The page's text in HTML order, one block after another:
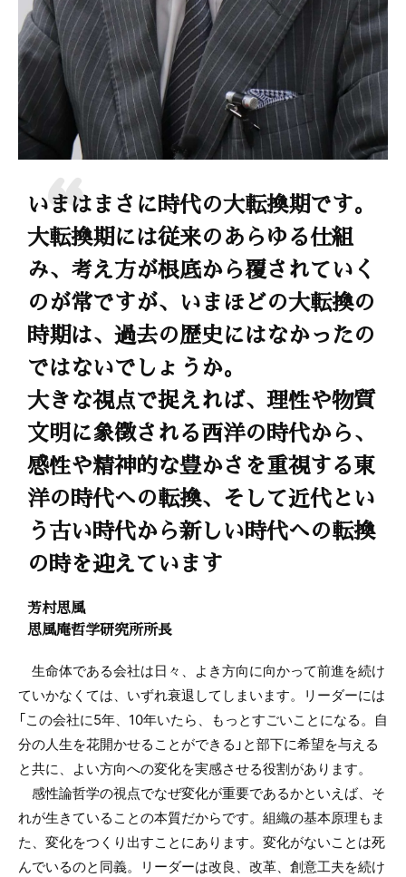
いまはまさに時代の大転換期です。
大転換期には従来のあらゆる仕組
み、考え方が根底から覆されていく
のが常ですが、いまほどの大転換の
時期は、過去の歴史にはなかったの
ではないでしょうか。
大きな視点で捉えれば、理性や物質
文明に象徴される西洋の時代から、
感性や精神的な豊かさを重視する東
洋の時代への転換、そして近代とい
う古い時代から新しい時代への転換
の時を迎えています
芳村思風
思風庵哲学研究所所長
生命体である会社は日々、よき方向に向かって前進を続け
ていかなくては、いずれ衰退してしまいます。リーダーには
「この会社に5年、10年いたら、もっとすごいことになる。自
分の人生を花開かせることができる」と部下に希望を与える
と共に、よい方向への変化を実感させる役割があります。
感性論哲学の視点でなぜ変化が重要であるかといえば、そ
れが生きていることの本質だからです。組織の基本原理もま
た、変化をつくり出すことにあります。変化がないことは死
んでいるのと同義。リーダーは改良、改革、創意工夫を続け